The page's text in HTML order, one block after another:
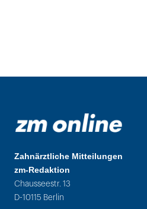
Zahnärztliche Mitteilungen
zm-Redaktion
Chausseestr. 13
D-10115 Berlin